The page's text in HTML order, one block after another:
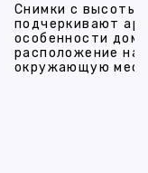
Снимки с высоты
подчеркивают
особенности
расположение на
окружающую